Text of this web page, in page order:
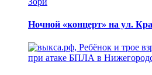
Ночной «концерт» на ул.